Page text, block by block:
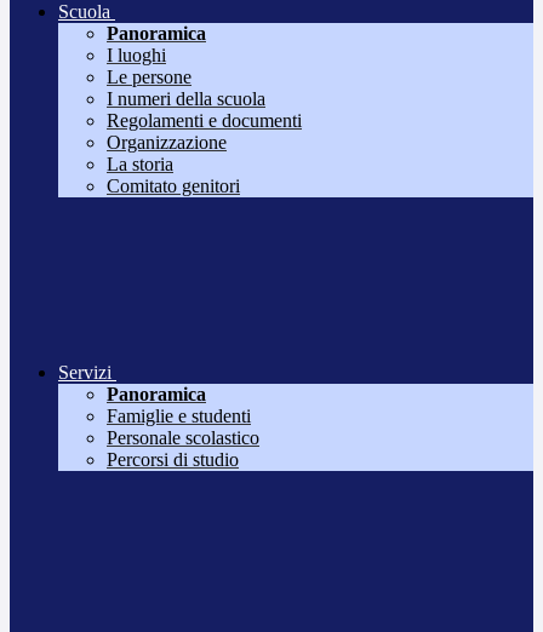
Scuola
Panoramica
I luoghi
Le persone
I numeri della scuola
Regolamenti e documenti
Organizzazione
La storia
Comitato genitori
Servizi
Panoramica
Famiglie e studenti
Personale scolastico
Percorsi di studio